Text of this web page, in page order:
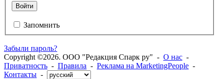
Войти
Запомнить
Забыли пароль?
Copyright ©2026. ООО "Редакция Спарк ру" - О нас -
Приватность - Правила - Реклама на MarketingPeople -
Контакты -